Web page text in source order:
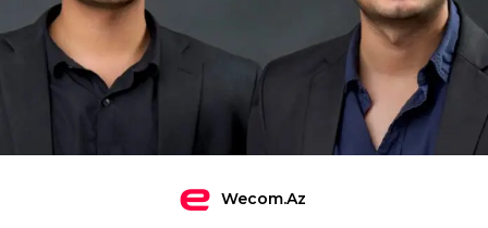
Wecom.az